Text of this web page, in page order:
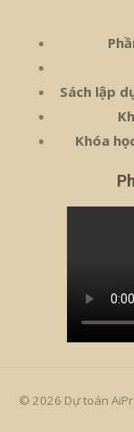
Sách lập
Khóa
© 2026 Dự toán